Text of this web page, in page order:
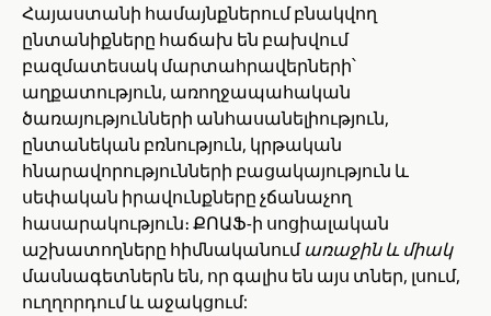
Հայաստանի համայնքներում բնակվող
ընտանիքները հաճախ են բախվում
բազմատեսակ մարտահրավերների՝
աղքատություն, առողջապահական
ծառայությունների անհասանելիություն,
ընտանեկան բռնություն, կրթական
հնարավորությունների բացակայություն և
սեփական իրավունքները չճանաչող
հասարակություն։ ՔՈԱՖ-ի սոցիալական
աշխատողները հիմնականումառաջին և միակ
մասնագետներն են, որ գալիս են այս տներ, լսում,
ուղղորդում և աջակցում: